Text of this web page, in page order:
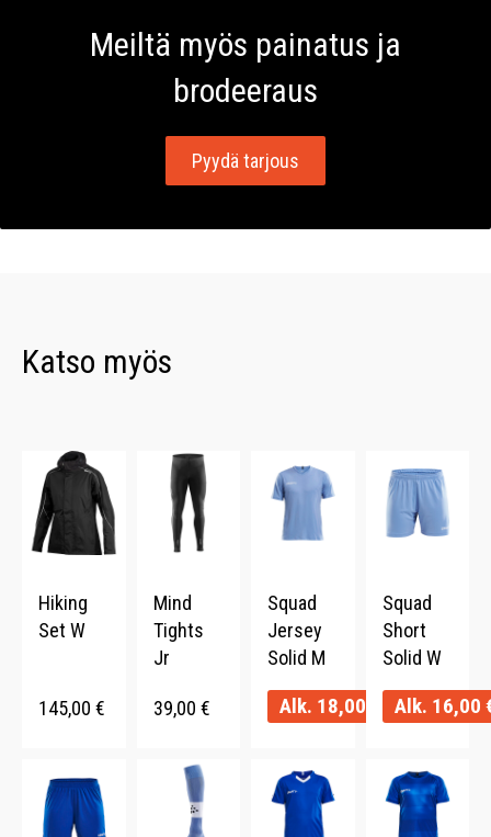
Meiltä myös painatus ja
brodeeraus
Pyydä tarjous
Katso myös
Hiking
Set W
145,00 €
Mind
Tights
Jr
39,00 €
Squad
Jersey
Solid M
Alk. 18,00
Squad
Short
Solid W
Alk. 16,00